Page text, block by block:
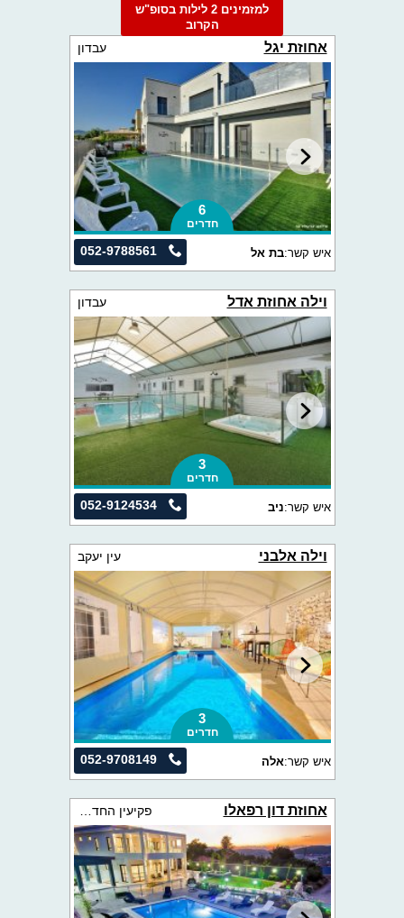
למזמינים 2 לילות בסופ"ש
הקרוב
אחוזת יגל עבדון
6
חדרים
052-9788561 איש קשר:בת אל
וילה אחוזת אדל עבדון
3
חדרים
052-9124534 איש קשר:ניב
וילה אלבני עין יעקב
3
חדרים
052-9708149 איש קשר:אלה
אחוזת דון רפאלו